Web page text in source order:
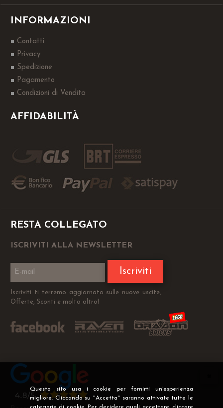
Questo sito usa i cookie per fornirti un'esperienza
migliore. Cliccando su "Accetta" saranno attivate tutte le
INFORMAZIONI
Contatti
Privacy
Spedizione
Pagamento
Condizioni di Vendita
AFFIDABILITÀ
RESTA COLLEGATO
ISCRIVITI ALLA NEWSLETTER
Iscriviti
Iscriviti ti terremo aggiornato sulle nuove uscite,
Offerte, Sconti e molto altro!